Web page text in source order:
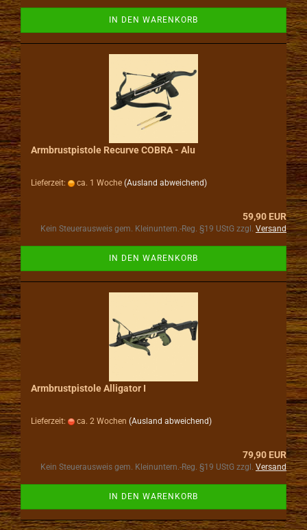
IN DEN WARENKORB
Armbrustpistole Recurve COBRA - Alu
Lieferzeit: ca. 1 Woche (Ausland abweichend)
59,90 EUR
Kein Steuerausweis gem. Kleinuntern.-Reg. §19 UStG zzgl. Versand
IN DEN WARENKORB
Armbrustpistole Alligator I
Lieferzeit: ca. 2 Wochen (Ausland abweichend)
79,90 EUR
Kein Steuerausweis gem. Kleinuntern.-Reg. §19 UStG zzgl. Versand
IN DEN WARENKORB